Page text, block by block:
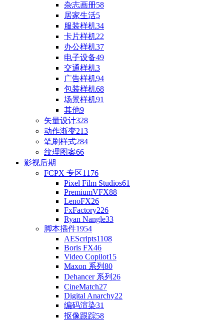
杂志画册58
居家生活5
服装样机34
卡片样机22
办公样机37
电子设备49
交通样机3
广告样机94
包装样机68
场景样机91
其他9
矢量设计328
动作渐变213
笔刷样式284
纹理图案66
影视后期
FCPX 专区1176
Pixel Film Studios61
PremiumVFX88
LenoFX26
FxFactory226
Ryan Nangle33
脚本插件1954
AEScripts1108
Boris FX46
Video Copilot15
Maxon 系列 80
Dehancer 系列 26
CineMatch27
Digital Anarchy22
编码渲染31
抠像跟踪58